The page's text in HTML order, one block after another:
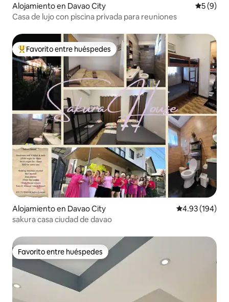
Alojamiento en Davao City
5 (9)
Casa de lujo con piscina privada para reuniones
Favorito entre huéspedes preferido
Favorito entre huéspedes
Alojamiento en Davao City Calificación
4.93 (194)
sakura casa ciudad de davao
Favorito entre huéspedes
Favorito entre huéspedes